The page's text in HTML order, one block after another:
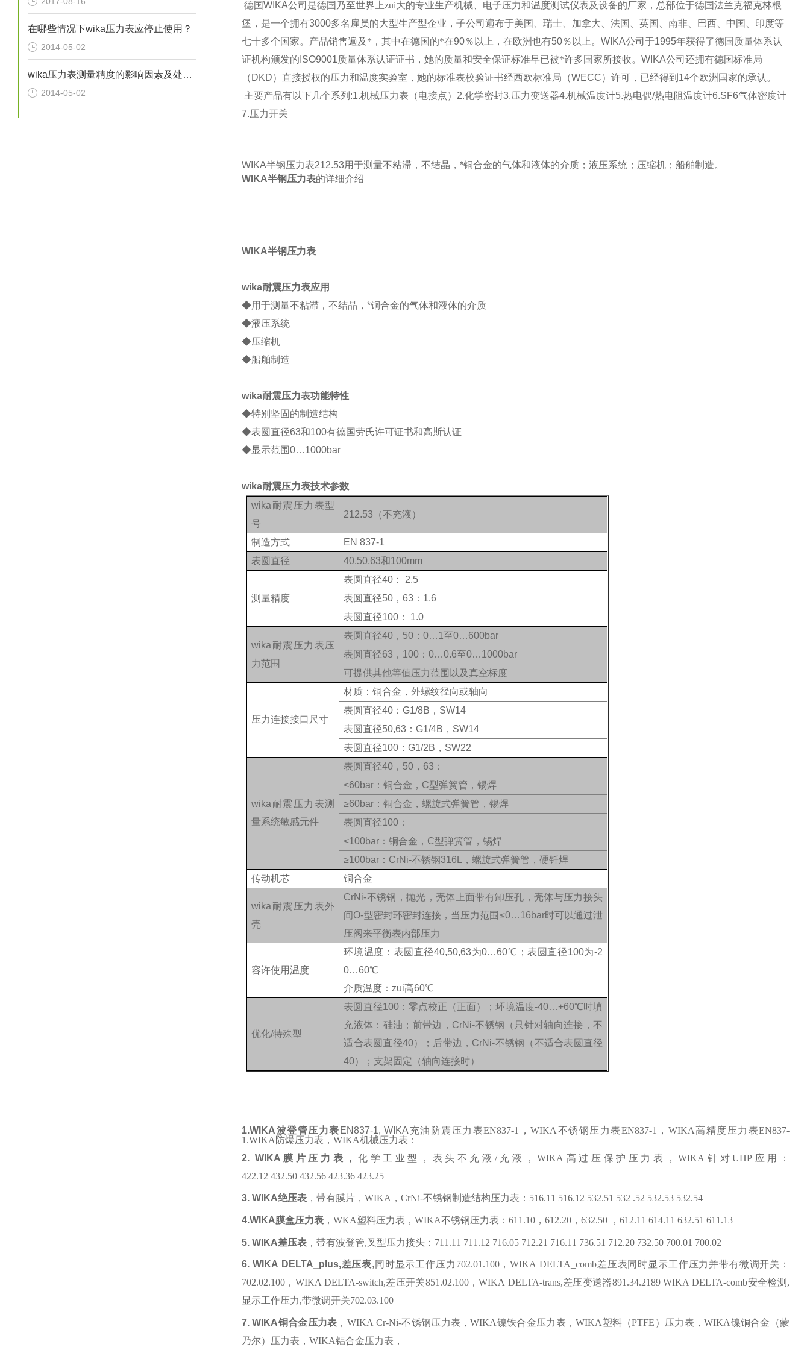
在哪些情况下wika压力表应停止使用？
2014-05-02
wika压力表测量精度的影响因素及处理方法分析
2014-05-02
德国WIKA公司是德国乃至世界上zui大的专业生产机械、电子压力和温度测试仪表及设备的厂家，总部位于德国法兰克福克林根
堡，是一个拥有3000多名雇员的大型生产型企业，子公司遍布于美国、瑞士、加拿大、法国、英国、南非、巴西、中国、印度等
七十多个国家。产品销售遍及*，其中在德国的*在90％以上，在欧洲也有50％以上。 WIKA公司于1995年获得了德国质量体系认
证机构颁发的 ISO9001质量体系认证证书，她的质量和安全保证标准早已被*许多国家所接收。 WIKA公司还拥有德国标准局
（DKD） 直接授权的压力和温度实验室，她的标准表校验证书经西欧标准局 （WECC） 许可，已经得到 14个欧洲国家的承认。
主要产品有以下几个系列 :1.机械压力表 （电接点）2.化学密封3.压力变送器4.机械温度计5.热电偶/热电阻温度计6.SF6气体密度计
7.压力开关
WIKA半钢压力表212.53用于测量不粘滞，不结晶，*铜合金的气体和液体的介质；液压系统；压缩机；船舶制造。
WIKA半钢压力表的详细介绍
WIKA半钢压力表
wika耐震压力表应用
◆用于测量不粘滞，不结晶，*铜合金的气体和液体的介质
◆液压系统
◆压缩机
◆船舶制造
wika耐震压力表功能特性
◆特别坚固的制造结构
◆表圆直径63和100有德国劳氏许可证书和高斯认证
◆显示范围0…1000bar
wika耐震压力表技术参数
wika耐震压力表型
号
212.53（不充液）
制造方式
EN 837-1
表圆直径
40,50,63和100mm
测量精度
表圆直径40： 2.5
表圆直径50，63：1.6
表圆直径100： 1.0
wika耐震压力表压
力范围
表圆直径40，50：0…1至0…600bar
表圆直径63，100：0…0.6至0…1000bar
可提供其他等值压力范围以及真空标度
压力连接接口尺寸
材质：铜合金，外螺纹径向或轴向
表圆直径40：G1/8B，SW14
表圆直径50,63：G1/4B，SW14
表圆直径100：G1/2B，SW22
wika耐震压力表测
量系统敏感元件
表圆直径40，50，63：
<60bar：铜合金，C型弹簧管，锡焊
≥60bar：铜合金，螺旋式弹簧管，锡焊
表圆直径100：
<100bar：铜合金，C型弹簧管，锡焊
≥100bar：CrNi-不锈钢316L，螺旋式弹簧管，硬钎焊
传动机芯
铜合金
wika耐震压力表外
壳
CrNi-不锈钢，抛光，壳体上面带有卸压孔，壳体与压力接头
间O-型密封环密封连接，当压力范围≤0…16bar时可以通过泄
压阀来平衡表内部压力
容许使用温度
环境温度：表圆直径40,50,63为0…60℃；表圆直径100为-2
0…60℃
介质温度：zui高60℃
优化/特殊型
表圆直径100：零点校正（正面）；环境温度-40…+60℃时填
充液体：硅油；前带边，CrNi-不锈钢（只针对轴向连接，不
适合表圆直径40）；后带边，CrNi-不锈钢（不适合表圆直径
40）；支架固定（轴向连接时）
1.WIKA波登管压力表 EN837-1, WIKA 充油防震压力表EN837-1 ， WIKA 不锈钢压力表EN837-1 ， WIKA高精度压力表EN837-
1.WIKA 防爆压力表， WIKA机械压力表：
2. WIKA 膜片压力表， 化学工业型，表头不充液 /充液，WIKA 高过压保护压力表，WIKA 针对UHP 应用：
422.12 432.50 432.56 423.36 423.25
3. WIKA绝压表 ，带有膜片， WIKA ， CrNi-不锈钢制造结构压力表： 516.11 516.12 532.51 532 .52 532.53 532.54
4.WIKA膜盒压力表 ， WKA塑料压力表， WIKA不锈钢压力表： 611.10 ， 612.20 ， 632.50 ， 612.11 614.11 632.51 611.13
5. WIKA差压表 ，带有波登管,叉型压力接头： 711.11 711.12 716.05 712.21 716.11 736.51 712.20 732.50 700.01 700.02
6. WIKA DELTA_plus,差压表, 同时显示工作压力 702.01.100，WIKA DELTA_comb差压表同时显示工作压力并带有微调开关：
702.02.100 ， WIKA DELTA-switch,差压开关851.02.100，WIKA DELTA-trans,差压变送器891.34.2189 WIKA DELTA-comb安全检测 ,
显示工作压力,带微调开关702.03.100
7. WIKA铜合金压力表 ， WIKA Cr-Ni-不锈钢压力表，WIKA镍铁合金压力表，WIKA 塑料（PTFE ）压力表，WIKA镍铜合金（蒙
乃尔）压力表， WIKA铝合金压力表，